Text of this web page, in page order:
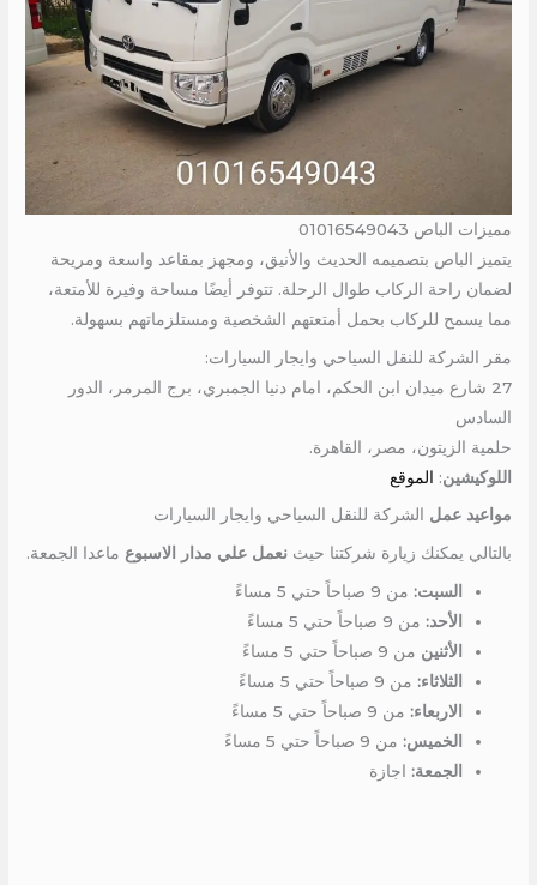
مميزات الباص 01016549043
يتميز الباص بتصميمه الحديث والأنيق، ومجهز بمقاعد واسعة ومريحة
لضمان راحة الركاب طوال الرحلة. تتوفر أيضًا مساحة وفيرة للأمتعة،
مما يسمح للركاب بحمل أمتعتهم الشخصية ومستلزماتهم بسهولة.
مقر الشركة للنقل السياحي وايجار السيارات:
27 شارع ميدان ابن الحكم، امام دنيا الجمبري، برج المرمر، الدور
السادس
حلمية الزيتون، مصر، القاهرة.
اللوكيشين: الموقع
مواعيد عمل الشركة للنقل السياحي وايجار السيارات
بالتالي يمكنك زيارة شركتنا حيثنعمل علي مدار الاسبوع ماعدا الجمعة.
السبت: من 9 صباحاً حتي 5 مساءً
الأحد: من 9 صباحاً حتي 5 مساءً
الأثنين من 9 صباحاً حتي 5 مساءً
الثلاثاء: من 9 صباحاً حتي 5 مساءً
الاربعاء: من 9 صباحاً حتي 5 مساءً
الخميس: من 9 صباحاً حتي 5 مساءً
الجمعة: اجازة